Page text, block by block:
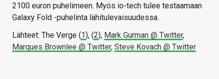
2100 euron puhelimeen. Myös io-tech tulee testaamaan
Galaxy Fold -puhelinta lähitulevaisuudessa.
Lähteet: The Verge (1), (2), Mark Gurman @ Twitter,
Marques Brownlee @ Twitter, Steve Kovach @ Twitter